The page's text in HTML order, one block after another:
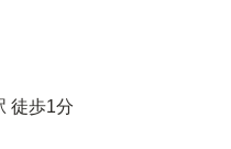
徒歩1分